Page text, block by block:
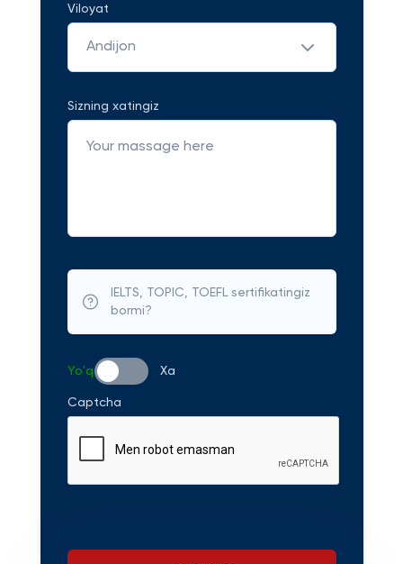
Viloyat
Andijon
Sizning xatingiz
IELTS, TOPIC, TOEFL sertifikatingiz
bormi?
Yo'q Xa
Captcha